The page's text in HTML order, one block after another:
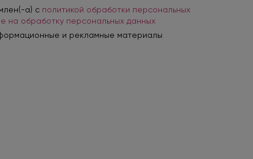
а) с политикой обработки персональных
на обработку персональных данных
и рекламные материалы